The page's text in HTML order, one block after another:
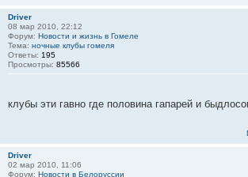
Driver
08 мар 2010, 22:12
Форум: Новости и жизнь в Гомеле
Тема: ночные клубы гомеля
Ответы: 195
Просмотры: 85566
клубы эти гавно где половина гапарей и
Driver
02 мар 2010, 11:06
Форум: Новости в Белоруссии